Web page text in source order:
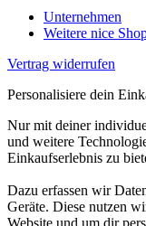
Unternehmen
Weitere nice
Vertrag widerrufen
Personalisiere dein
Nur mit deiner
und weitere
Einkaufserlebnis zu
Dazu erfassen wir
Geräte. Diese nutzen